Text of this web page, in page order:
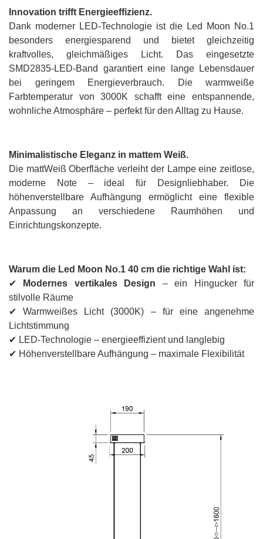
Innovation trifft Energieeffizienz.
Dank moderner LED-Technologie ist die Led Moon No.1
besonders energiesparend und bietet gleichzeitig
kraftvolles, gleichmäßiges Licht. Das eingesetzte
SMD2835-LED-Band garantiert eine lange Lebensdauer
bei geringem Energieverbrauch. Die warmweiße
Farbtemperatur von 3000K schafft eine entspannende,
wohnliche Atmosphäre – perfekt für den Alltag zu Hause.
Minimalistische Eleganz in mattem Weiß.
Die mattWeiß Oberfläche verleiht der Lampe eine zeitlose,
moderne Note – ideal für Designliebhaber. Die
höhenverstellbare Aufhängung ermöglicht eine flexible
Anpassung an verschiedene Raumhöhen und
Einrichtungskonzepte.
Warum die Led Moon No.1 40 cm die richtige Wahl ist:
✔
Modernes vertikales Design
– ein Hingucker für
stilvolle Räume
✔ Warmweißes Licht (3000K) – für eine angenehme
Lichtstimmung
✔ LED-Technologie – energieeffizient und langlebig
✔ Höhenverstellbare Aufhängung – maximale Flexibilität